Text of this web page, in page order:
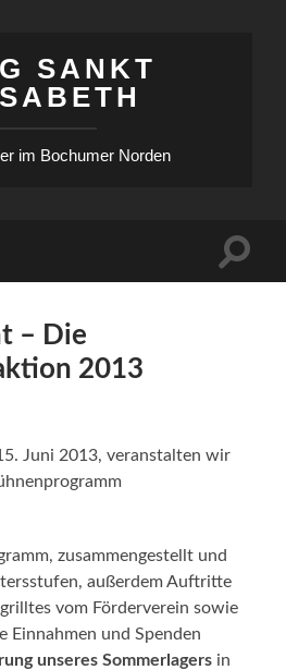
SANKT
im Bochumer Norden
– Die
2013
Juni 2013, veranstalten wir
zusammengestellt und
außerdem Auftritte
vom Förderverein sowie
Einnahmen und Spenden
unseres Sommerlagers in